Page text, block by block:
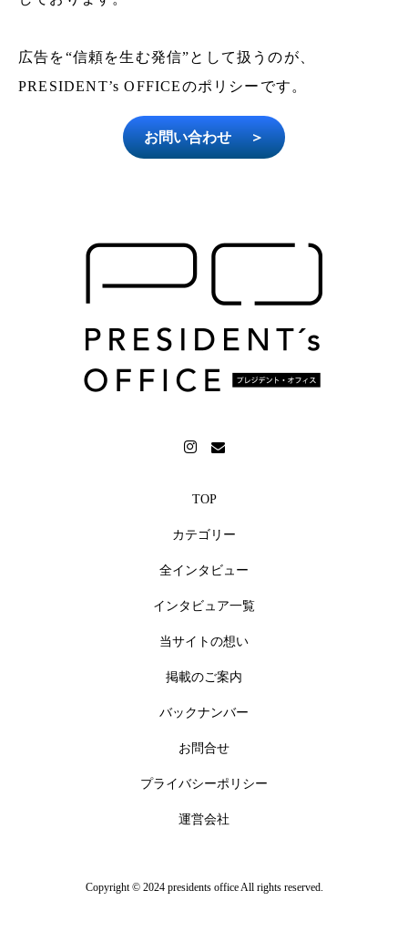
広告を“信頼を生む発信”として扱うのが、
PRESIDENT’s OFFICEのポリシーです。
お問い合わせ ＞
TOP
カテゴリー
全インタビュー
インタビュア一覧
当サイトの想い
掲載のご案内
バックナンバー
お問合せ
プライバシーポリシー
運営会社
Copyright © 2024 presidents office All rights reserved.